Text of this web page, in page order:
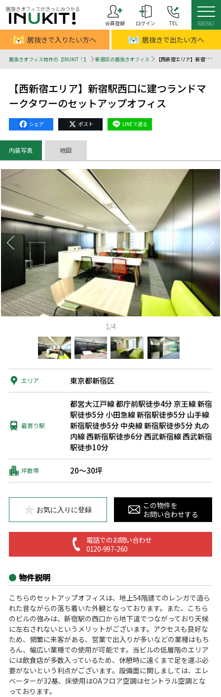
居抜きオフィスがきっとみつかる
会員登録
ログイン TEL MENU
居抜きで入りたい方へ 居抜きで出たい方へ
居抜きオフィス物件の【INUKIT！】 新宿区の居抜きオフィス 【西新宿エリア】新宿駅西口に建つランドマークタワーのセットアップオフィス - 居抜きオフィスはINUKIT！（イヌキット）
【西新宿エリア】新宿駅西口に建つランドマ
ークタワーのセットアップオフィス
Facebook
X Line
内装写真 地図
1/4
エリア 東京都新宿区
最寄り駅
都営大江戸線 都庁前駅徒歩4分京王線 新宿
駅徒歩5分小田急線 新宿駅徒歩5分山手線
新宿駅徒歩5分中央線 新宿駅徒歩5分丸の
内線 西新宿駅徒歩6分西武新宿線 西武新宿
駅徒歩10分
坪数帯 20～30坪
お気に入りに登録
この物件を
お問い合わせする
電話でのお問い合わせ
0120-997-260
物件説明
こちらのセットアップオフィスは、地上54階建てのレンガで造ら
れた昔ながらの落ち着いた外観となっております。また、こちら
のビルの強みは、新宿駅の西口から地下道でつながっており天候
に左右されないというメリットがございます。アクセスも良好な
ため、頻繁に来客がある、営業で出入りが多いなどの業種はもち
ろん、幅広い業種での使用が可能です。当ビルの低層階のエリア
には飲食店が多数入っているため、休憩時に遠くまで足を運ぶ必
要がないという利点がございます。設備面に関しましては、エレ
ベーターが32基、床使用はOAフロア空調はセントラル空調とな
っております。